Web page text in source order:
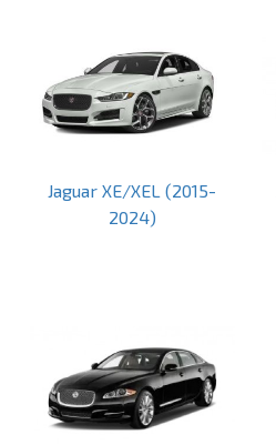
Jaguar XE/XEL (2015-
2024)